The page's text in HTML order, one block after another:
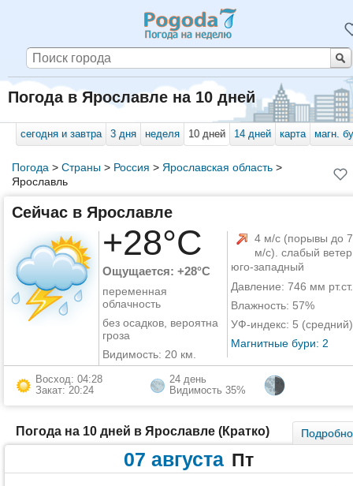
Погода в Ярославле на 10 дней
сегодня и завтра 3 дня неделя 10 дней 14 дней карта магн.
Погода > Страны> Россия > Ярославская область>
Ярославль
Сейчас в Ярославле
+28°C
Ощущается: +28°C
переменная
облачность
без осадков, вероятна
гроза
Видимость: 20 км.
4 м/с (порывы до 7
м/с). слабый
юго-западный
Давление: 746 мм рт.ст.
Влажность: 57%
УФ-индекс: 5 (средний)
Магнитные бури: 2
Восход: 04:28
Закат: 20:24
24 день
Видимость 35%
Погода на 10 дней в Ярославле (Кратко) Подробно
07 августа Пт